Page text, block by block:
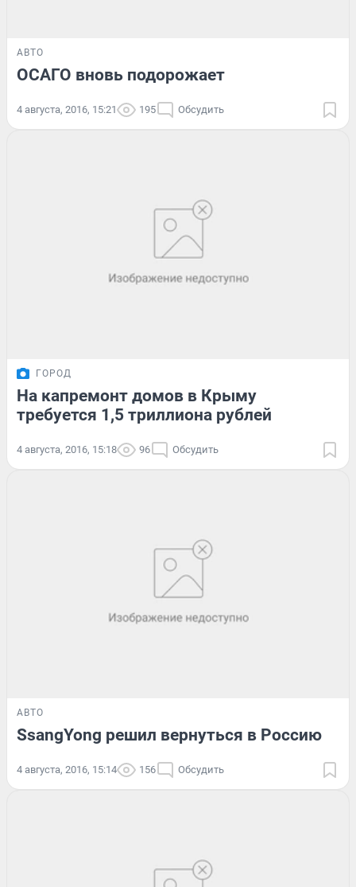
АВТО
ОСАГО вновь подорожает
4 августа, 2016, 15:21 195 Обсудить
ГОРОД
На капремонт домов в Крыму
требуется 1,5 триллиона рублей
4 августа, 2016, 15:18 96 Обсудить
АВТО
SsangYong решил вернуться в Россию
4 августа, 2016, 15:14 156 Обсудить